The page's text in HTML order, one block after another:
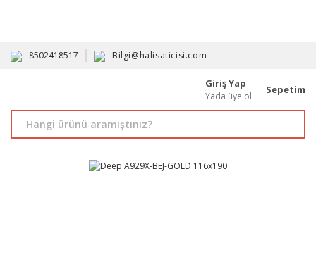
8502418517 Bilgi@halisaticisi.com
Giriş Yap
Yada üye ol
Sepetim